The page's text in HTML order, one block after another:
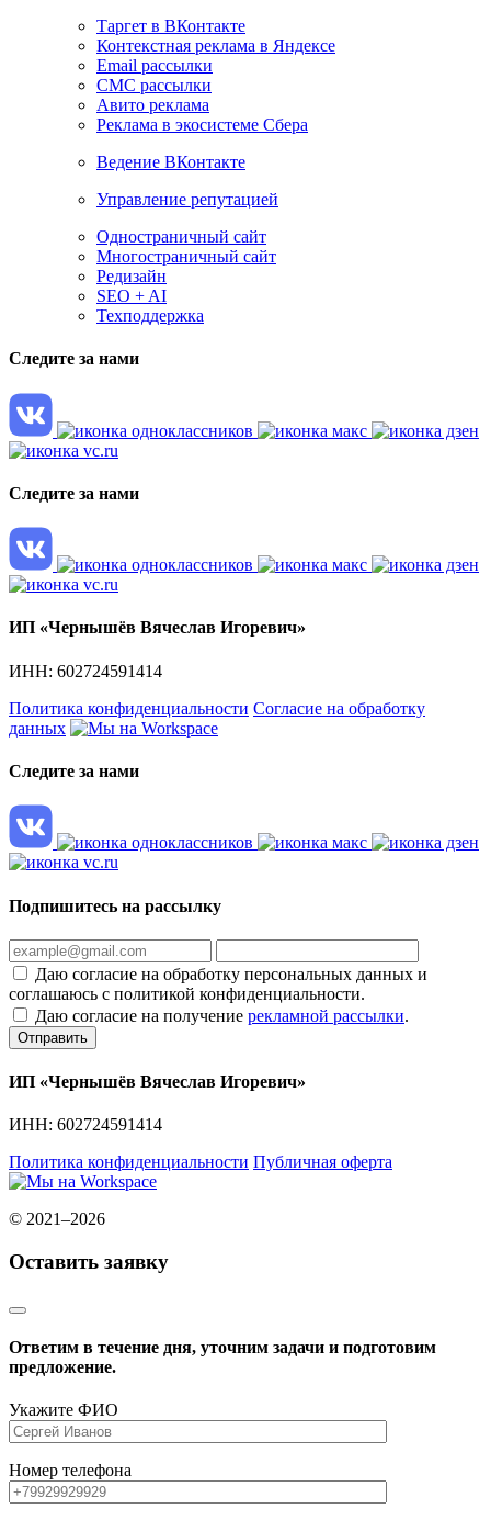
Таргет в ВКонтакте
Контекстная реклама в Яндексе
Email рассылки
СМС рассылки
Авито реклама
Реклама в экосистеме Сбера
Ведение ВКонтакте
Управление репутацией
Одностраничный сайт
Многостраничный сайт
Редизайн
SEO + AI
Техподдержка
Следите за нами
Следите за нами
ИП «Чернышёв Вячеслав Игоревич»
ИНН: 602724591414
Политика конфиденциальности Согласие на обработку
данных
Следите за нами
Подпишитесь на рассылку
Даю согласие на обработку персональных данных и
соглашаюсь с политикой конфиденциальности.
Даю согласие на получение рекламной рассылки.
Отправить
ИП «Чернышёв Вячеслав Игоревич»
ИНН: 602724591414
Политика конфиденциальности Публичная оферта
© 2021–2026
Оставить заявку
Ответим в течение дня, уточним задачи и подготовим
предложение.
Укажите ФИО
Номер телефона